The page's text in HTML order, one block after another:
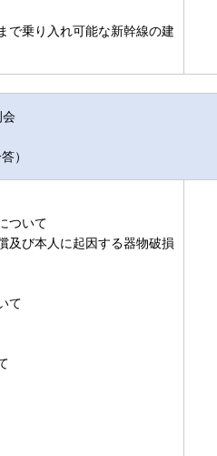
で乗り入れ可能な新幹線の建
）
ついて
及び本人に起因する器物破損
て